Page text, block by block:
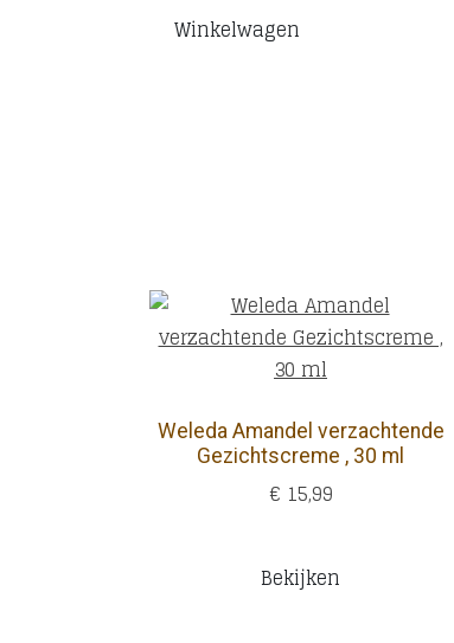
Winkelwagen
Weleda Amandel verzachtende
Gezichtscreme , 30 ml
€ 15,99
Bekijken